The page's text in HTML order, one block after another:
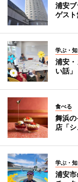
浦安ブ
ゲス
学ぶ・
浦安
い話
食べる
舞浜
店「シ
学ぶ・
浦安